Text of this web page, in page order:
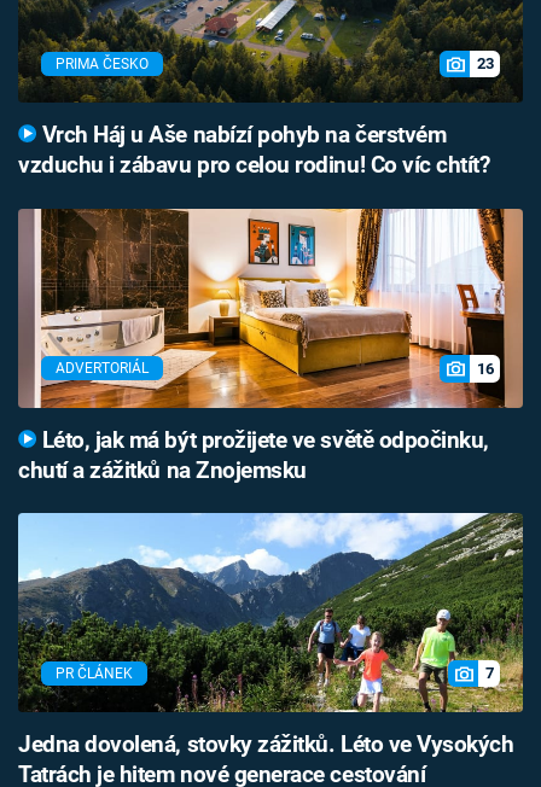
PRIMA ČESKO 23
Vrch Háj u Aše nabízí pohyb na čerstvém
vzduchu i zábavu pro celou rodinu! Co víc chtít?
ADVERTORIÁL 16
Léto, jak má být prožijete ve světě odpočinku,
chutí a zážitků na Znojemsku
PR ČLÁNEK 7
Jedna dovolená, stovky zážitků. Léto ve Vysokých
Tatrách je hitem nové generace cestování